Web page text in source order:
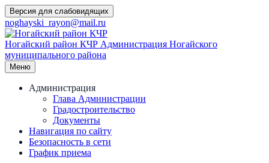
Перейти
к
содержимому
Версия для слабовидящих
noghayski_rayon@mail.ru
Ногайский район КЧР Администрация Ногайского
муниципального района
Меню
Администрация
Глава Администрации
Градостроительство
Документы
Навигация по сайту
Безопасность в сети
График приема